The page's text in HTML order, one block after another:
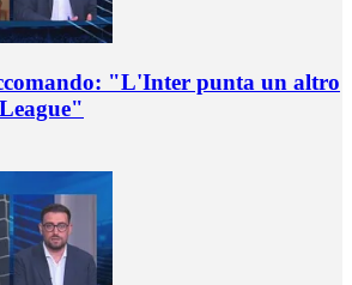
"L'Inter punta un altro